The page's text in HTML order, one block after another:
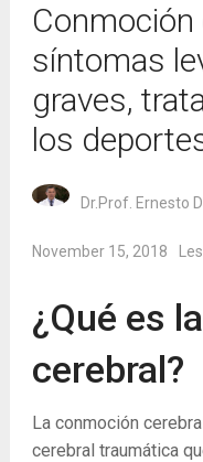
Conmoción
síntomas
graves,
los
Dr.Prof. Ernesto
November 15, 2018
¿Qué es
cerebral?
La conmoción
cerebral traumática